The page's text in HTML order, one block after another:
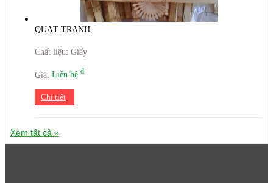
QUẠT TRANH
Chất liệu: Giấy
Giá: Liên hệ đ
Chi tiết
Xem tất cả »